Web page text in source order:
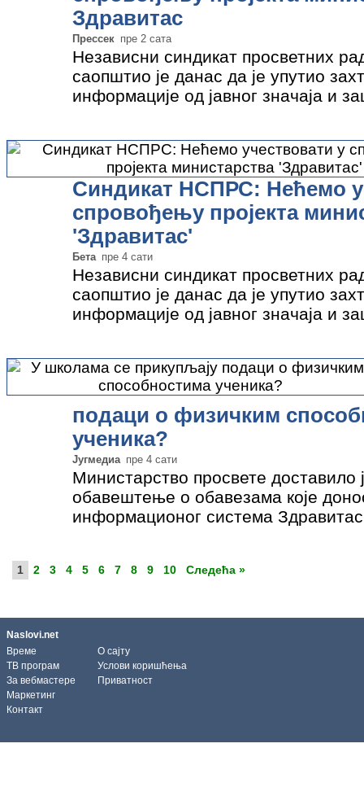
Здравитас
Прессек пре 2 сата
Независни синдикат просветних
саопштио је данас да је упутио
информације од јавног значаја и
Синдикат НСПРС: Нећемо
спровођењу пројекта
'Здравитас'
Бета пре 4 сати
Независни синдикат просветних
саопштио је данас да је упутио
информације од јавног значаја и
подаци о физичким
ученика?
Југмедиа пре 4 сати
Министарство просвете доставило
обавештење о обавезама које
информационог система
1 2 3 4 5 6 7 8 9 10 Следећа »
Naslovi.net
Време
ТВ програм
За вебмастере
Маркетинг
Контакт
О сајту
Услови коришћења
Приватност